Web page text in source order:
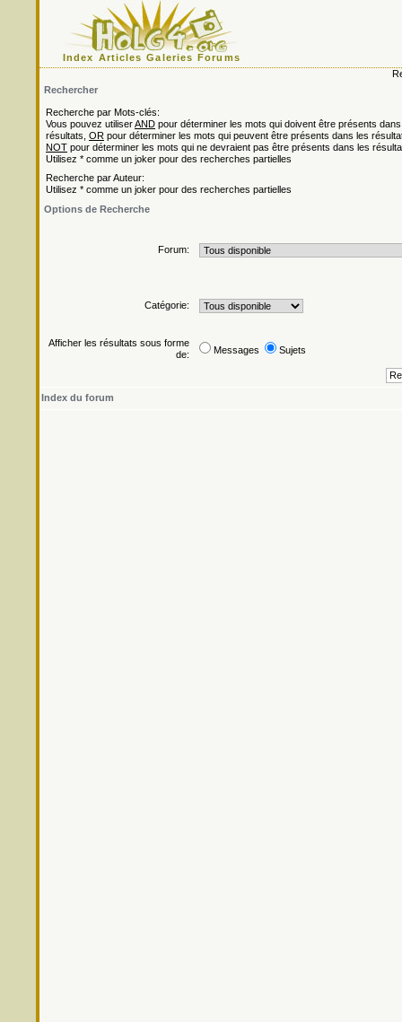
Index Articles Galeries Forums
Rechercher
Recherche par Mots-clés:
Vous pouvez utiliserAND pour déterminer les mots qui doivent être présents
résultats, OR pour déterminer les mots qui peuvent être présents dans les
NOT pour déterminer les mots qui ne devraient pas être présents dans les
Utilisez * comme un joker pour des recherches partielles
Recherche par Auteur:
Utilisez * comme un joker pour des recherches partielles
Options de Recherche
Forum:
Catégorie:
Afficher les résultats sous forme
de:
Messages Sujets
Index du forum